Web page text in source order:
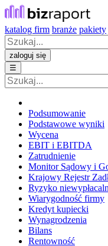
katalog firm branże pakiety
zaloguj się
☰
Podsumowanie
Podstawowe wyniki
Wycena
EBIT i EBITDA
Zatrudnienie
Monitor Sądowy i
Krajowy Rejestr
Ryzyko
Wiarygodność firmy
Kredyt kupiecki
Wynagrodzenia
Bilans
Rentowność